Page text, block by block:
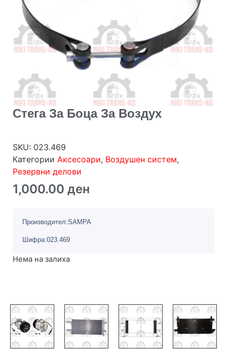
Стега За Боца За Воздух
SKU: 023.469
Категории Аксесоари, Воздушен систем,
Резервни делови
1,000.00 ден
Производител:SAMPA
Шифра:023.469
Нема на залиха